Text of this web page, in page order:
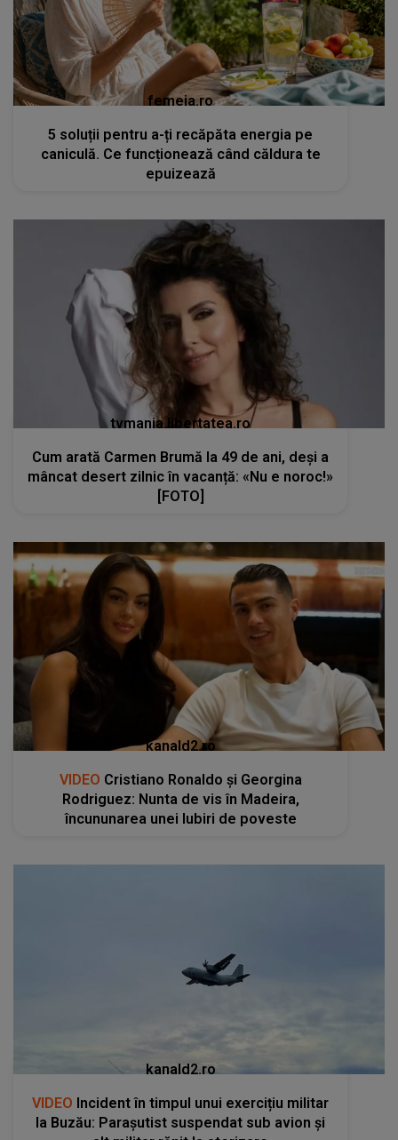
femeia.ro
5 soluții pentru a-ți recăpăta energia pe
caniculă. Ce funcționează când căldura te
epuizează
tvmania.libertatea.ro
Cum arată Carmen Brumă la 49 de ani, deși a
mâncat desert zilnic în vacanță: «Nu e noroc!»
[FOTO]
kanald2.ro
VIDEO Cristiano Ronaldo și Georgina
Rodriguez: Nunta de vis în Madeira,
încununarea unei Iubiri de poveste
kanald2.ro
VIDEO Incident în timpul unui exercițiu militar
la Buzău: Parașutist suspendat sub avion și